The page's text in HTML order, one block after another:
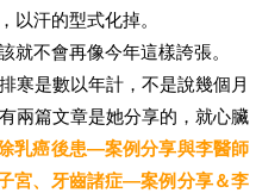
以汗的型式化掉。
就不會再像今年這樣誇張。
寒是數以年計，不是說幾個月
兩篇文章是她分享的，就心臟
乳癌後患—案例分享與李醫師
宮、牙齒諸症—案例分享＆李